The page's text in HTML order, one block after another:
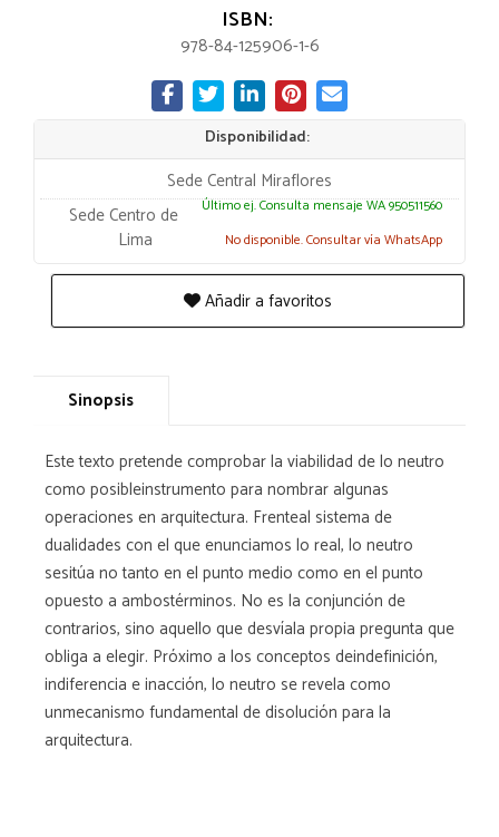
ISBN:
978-84-125906-1-6
Disponibilidad:
Sede Central Miraflores
Último ej. Consulta mensaje WA 950511560
Sede Centro de
Lima
No disponible. Consultar vía WhatsApp
Añadir a favoritos
Sinopsis
Este texto pretende comprobar la viabilidad de lo neutro
como posibleinstrumento para nombrar algunas
operaciones en arquitectura. Frenteal sistema de
dualidades con el que enunciamos lo real, lo neutro
sesitúa no tanto en el punto medio como en el punto
opuesto a ambostérminos. No es la conjunción de
contrarios, sino aquello que desvíala propia pregunta que
obliga a elegir. Próximo a los conceptos deindefinición,
indiferencia e inacción, lo neutro se revela como
unmecanismo fundamental de disolución para la
arquitectura.